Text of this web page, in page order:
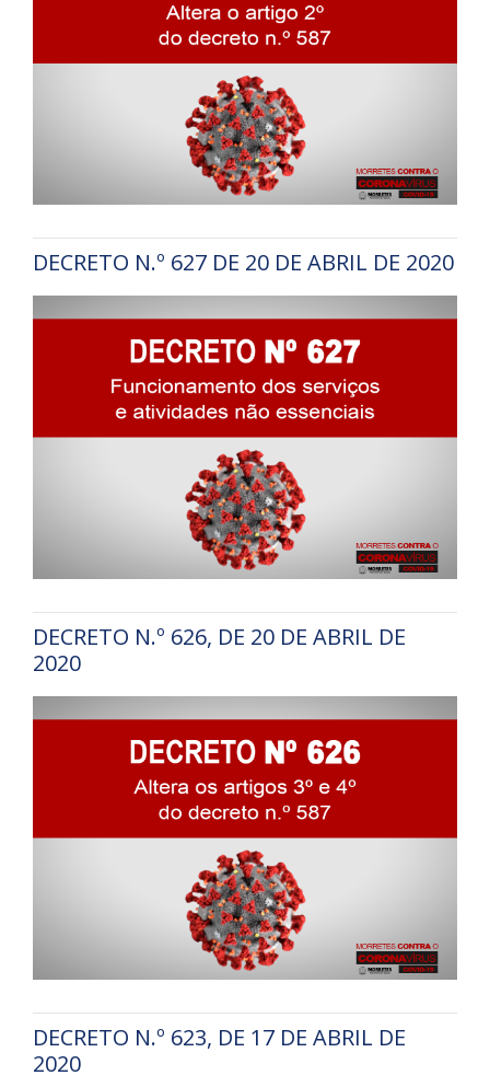
DECRETO N.º 627 DE 20 DE ABRIL DE 2020
DECRETO N.º 626, DE 20 DE ABRIL DE
2020
DECRETO N.º 623, DE 17 DE ABRIL DE
2020